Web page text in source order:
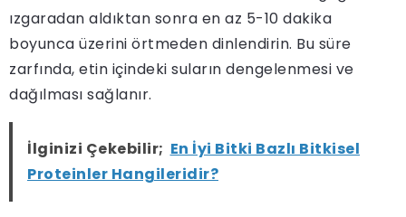
ızgaradan aldıktan sonra en az 5-10 dakika
boyunca üzerini örtmeden dinlendirin. Bu süre
zarfında, etin içindeki suların dengelenmesi ve
dağılması sağlanır.
İlginizi Çekebilir; En İyi Bitki Bazlı Bitkisel
Proteinler Hangileridir?